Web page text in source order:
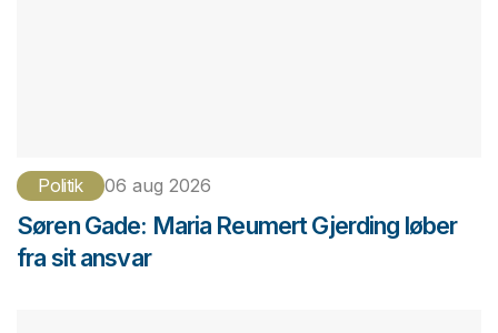
Politik 06 aug 2026
Søren Gade: Maria Reumert Gjerding løber
fra sit ansvar